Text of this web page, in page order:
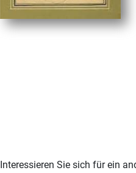
Interessieren Sie sich für ein